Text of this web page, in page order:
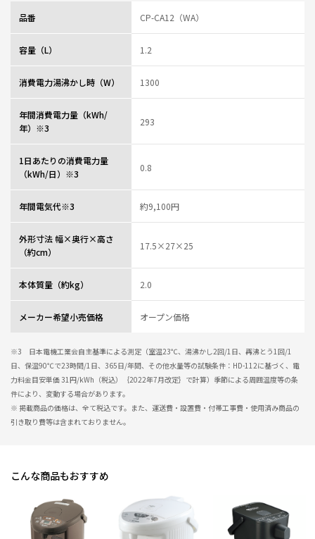
品番 CP-CA12（WA）
容量（L） 1.2
消費電力湯沸かし時（W） 1300
年間消費電力量（kWh/
年）※3
293
1日あたりの消費電力量
（kWh/日）※3
0.8
年間電気代※3 約9,100円
外形寸法 幅×奥行×高さ
（約cm）
17.5×27×25
本体質量（約kg） 2.0
メーカー希望小売価格 オープン価格
※3 日本電機工業会自主基準による測定（室温23℃、湯沸かし2回/1日、再沸とう1回/1
日、保温90℃で23時間/1日、365日/年間、その他水量等の試験条件：HD-112に基づく、電
力料金目安単価 31円/kWh（税込）｛2022年7月改定｝で計算）季節による周囲温度等の条
件により、変動する場合があります。
※ 掲載商品の価格は、全て税込です。また、運送費・設置費・付帯工事費・使用済み商品の
引き取り費等は含まれておりません。
こんな商品もおすすめ